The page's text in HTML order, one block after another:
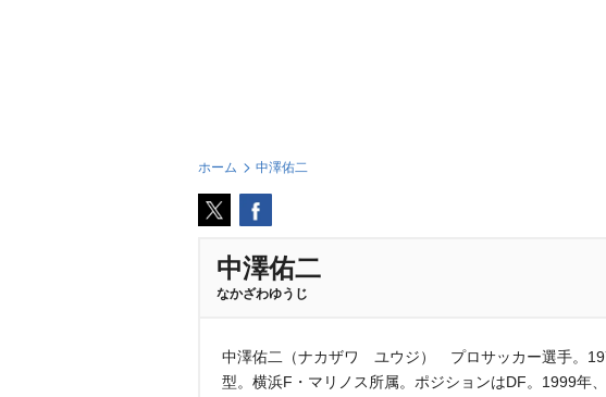
ホーム 中澤佑二
中澤佑二
なかざわゆうじ
中澤佑二（ナカザワ ユウジ） プロサッカー選手。
型。横浜F・マリノス所属。ポジションはDF。1999年